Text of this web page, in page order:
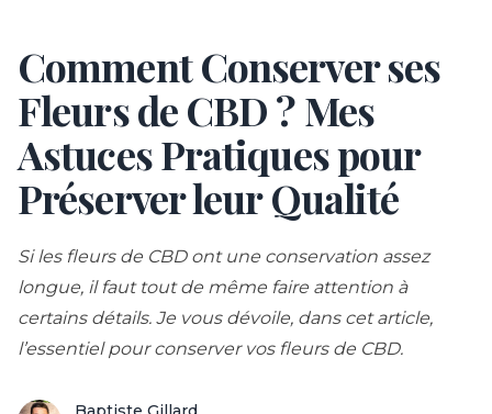
Skip to content
Comment Conserver ses
Fleurs de CBD ? Mes
Astuces Pratiques pour
Préserver leur Qualité
Si les fleurs de CBD ont une conservation assez
longue, il faut tout de même faire attention à
certains détails. Je vous dévoile, dans cet article,
l’essentiel pour conserver vos fleurs de CBD.